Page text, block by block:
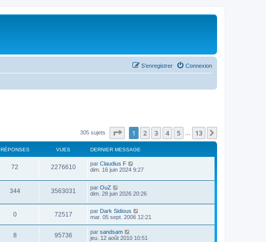
Connexion
S’enregistrer
305 sujets Page sur13
1 2 3 4 5 13
RÉPONSES VUES DERNIER MESSAGE
72 2276610 par Claudius F
dim. 16 juin 2024 9:27
344 3563031 par OuZ
dim. 28 juin 2026 20:26
0 72517 par Dark Sidious
mar. 05 sept. 2006 12:21
8 95736 par sandsam
jeu. 12 août 2010 10:51